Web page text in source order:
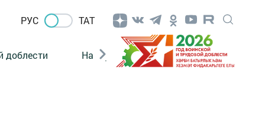
РУС ТАТ
доблести Нацпроекты Поколение будущего